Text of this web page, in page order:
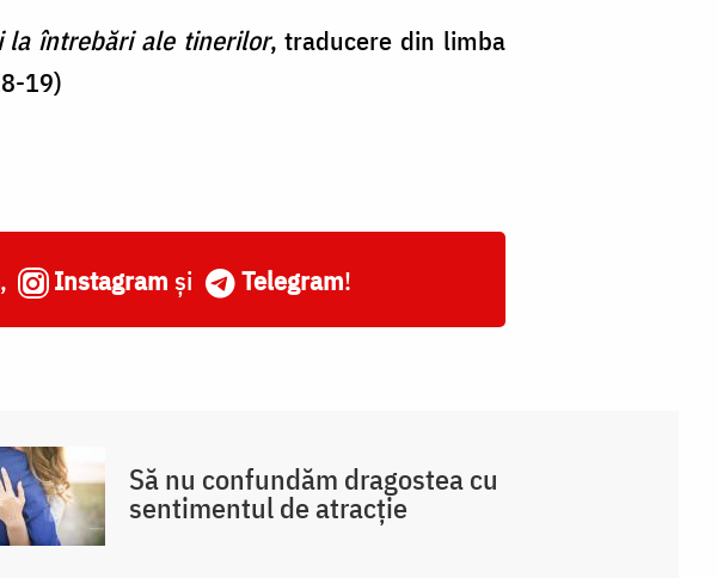
la întrebări ale tinerilor, traducere din limba
19)
, Instagram și Telegram!
Să nu confundăm dragostea cu
sentimentul de atracție